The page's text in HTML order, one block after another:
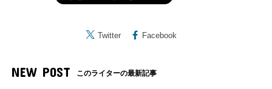
Twitter Facebook
NEW POST このライターの最新記事